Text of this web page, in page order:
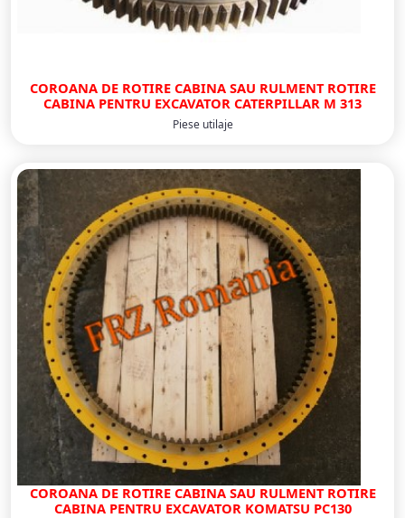
COROANA DE ROTIRE CABINA SAU RULMENT ROTIRE
CABINA PENTRU EXCAVATOR CATERPILLAR M 313
Piese utilaje
COROANA DE ROTIRE CABINA SAU RULMENT ROTIRE
CABINA PENTRU EXCAVATOR KOMATSU PC130